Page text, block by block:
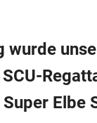
wurde
Elbe